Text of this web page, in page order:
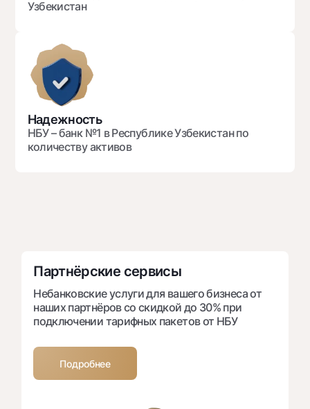
Офисы и банкоматы
Следите за нами в соцсетях
Контакт-центр
+998 78 148-00-10
Узбекистан
Надежность
НБУ – банк №1 в Республике Узбекистан по
количеству активов
Партнёрские сервисы
Небанковские услуги для вашего бизнеса от
наших партнёров со скидкой до 30% при
подключении тарифных пакетов от НБУ
Подробнее